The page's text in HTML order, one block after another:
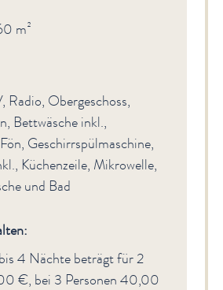
m²
Radio, Obergeschoss,
Bettwäsche inkl.,
Geschirrspülmaschine,
Küchenzeile, Mikrowelle,
und Bad
4 Nächte beträgt für 2
€, bei 3 Personen 40,00